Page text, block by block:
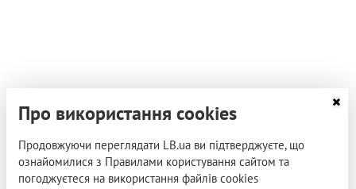
Про використання cookies
Продовжуючи переглядати LB.ua ви підтверджуєте, що
ознайомилися з Правилами користування сайтом та
погоджуєтеся на використання файлів cookies